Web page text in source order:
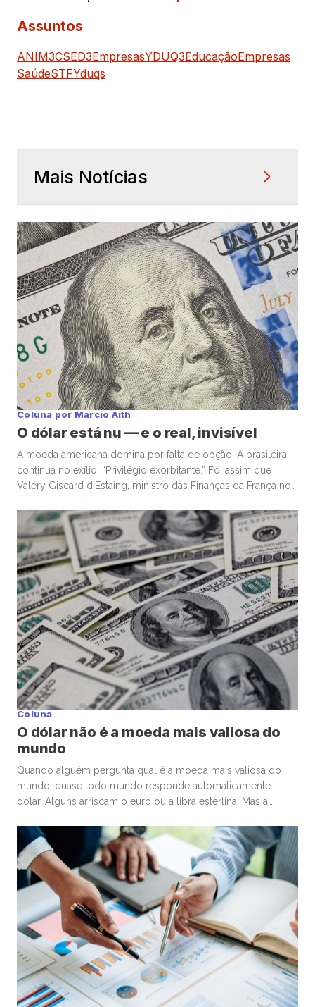
Assuntos
ANIM3CSED3EmpresasYDUQ3EducaçãoEmpresas
SaúdeSTFYduqs
Mais Notícias
Coluna por Marcio Aith
O dólar está nu — e o real, invisível
A moeda americana domina por falta de opção. A brasileira
continua no exílio. “Privilégio exorbitante.” Foi assim que
Valéry Giscard d’Estaing, ministro das Finanças da França nos
Unidos de financiar déficits em sua própria moeda — e, ainda
assim, ser premiado com confiança global. Enquanto o
mundo […]
Coluna
O dólar não é a moeda mais valiosa do
mundo
Quando alguém pergunta qual é a moeda mais valiosa do
mundo, quase todo mundo responde automaticamente:
dólar. Alguns arriscam o euro ou a libra esterlina. Mas a
nominal frente ao dólar é o dinar kuwaitiano (KWD). Hoje, um
único dinar vale aproximadamente US$ 3,27 dólares, ou algo
[…]